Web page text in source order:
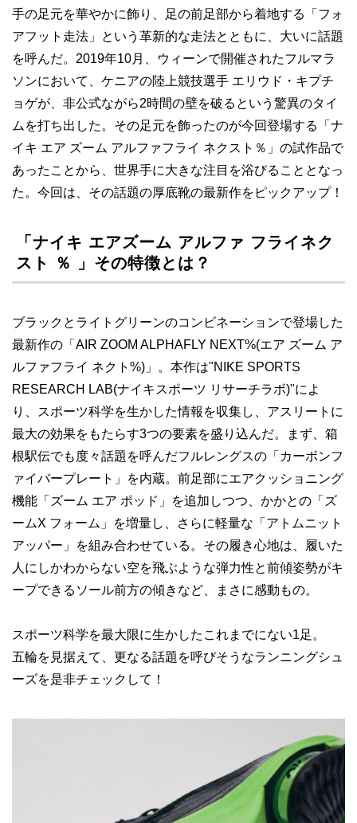
手の足元を華やかに飾り、足の前足部から着地する「フォ
アフット走法」という革新的な走法とともに、大いに話題
を呼んだ。2019年10月、ウィーンで開催されたフルマラ
ソンにおいて、ケニアの陸上競技選手 エリウド・キプチ
ョゲが、非公式ながら2時間の壁を破るという驚異のタイ
ムを打ち出した。その足元を飾ったのが今回登場する「ナ
イキ エア ズーム アルファフライ ネクスト％」の試作品で
あったことから、世界手に大きな注目を浴びることとなっ
た。今回は、その話題の厚底靴の最新作をピックアップ！
「ナイキ エアズーム アルファ フライネク
スト ％ 」その特徴とは？
ブラックとライトグリーンのコンビネーションで登場した
最新作の「AIR ZOOM ALPHAFLY NEXT%(エア ズーム ア
ルファフライ ネクト%)」。本作は"NIKE SPORTS
RESEARCH LAB(ナイキスポーツ リサーチラボ)"によ
り、スポーツ科学を生かした情報を収集し、アスリートに
最大の効果をもたらす3つの要素を盛り込んだ。まず、箱
根駅伝でも度々話題を呼んだフルレングスの「カーボンフ
ァイバープレート」を内蔵。前足部にエアクッショニング
機能「ズーム エア ポッド」を追加しつつ、かかとの「ズ
ームX フォーム」を増量し、さらに軽量な「アトムニット
アッパー」を組み合わせている。その履き心地は、履いた
人にしかわからない空を飛ぶような弾力性と前傾姿勢がキ
ープできるソール前方の傾きなど、まさに感動もの。
スポーツ科学を最大限に生かしたこれまでにない1足。
五輪を見据えて、更なる話題を呼びそうなランニングシュ
ーズを是非チェックして！